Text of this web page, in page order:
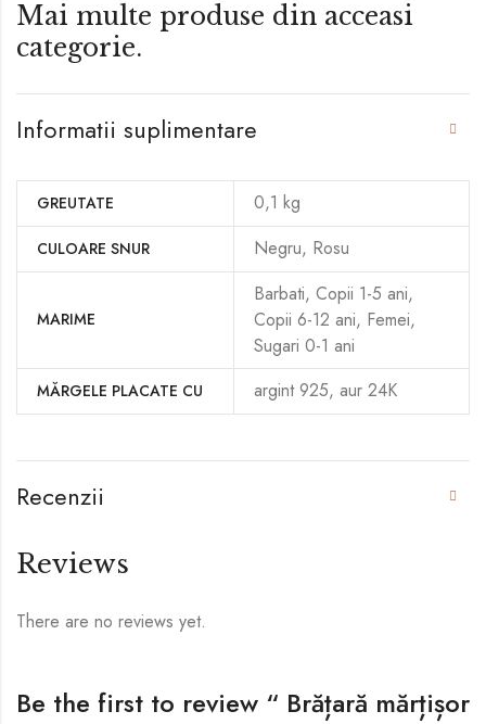
Mai multe produse din acceasi
categorie.
Informatii suplimentare
GREUTATE 0,1 kg
CULOARE SNUR Negru, Rosu
MARIME
Barbati, Copii 1-5 ani,
Copii 6-12 ani, Femei,
Sugari 0-1 ani
MĂRGELE PLACATE CU argint 925, aur 24K
Recenzii
Reviews
There are no reviews yet.
Be the first to review “ Brățară mărțișor